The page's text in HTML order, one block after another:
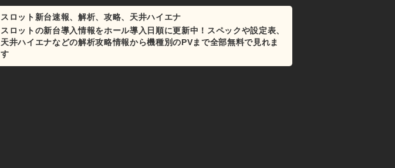
スロット新台速報、解析、攻略、天井ハイエナ
スロットの新台導入情報をホール導入日順に更新中！スペックや設定表、
天井ハイエナなどの解析攻略情報から機種別のPVまで全部無料で見れま
す